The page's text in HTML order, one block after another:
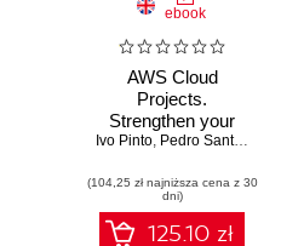
ebook
AWS Cloud
Projects.
Strengthen your
AWS skills through
from websites to
advanced AI
applications
Ivo Pinto, Pedro Santos
(104,25 zł najniższa cena z 30
dni)
125.10 zł